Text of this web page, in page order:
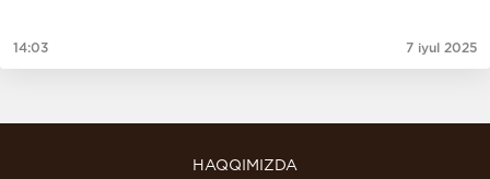
14:03 7 iyul 2025
HAQQIMIZDA